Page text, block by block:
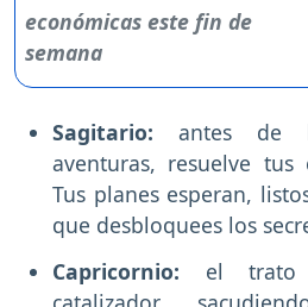
Sagitario: antes de
aventuras, resuelve tus
Tus planes esperan,
que desbloquees los
Capricornio: el trato